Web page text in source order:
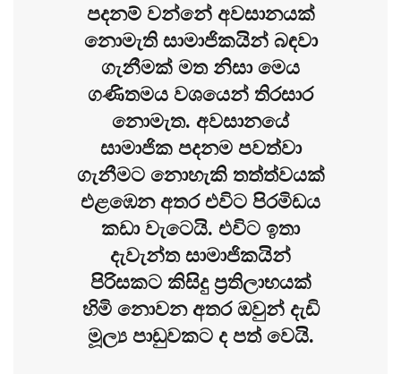
පදනම් වන්නේ අවසානයක්
නොමැති සාමාජිකයින් බඳවා
ගැනීමක් මත නිසා මෙය
ගණිතමය වශයෙන් තිරසාර
නොමැත. අවසානයේ
සාමාජික පදනම පවත්වා
ගැනීමට නොහැකි තත්ත්වයක්
එළඹෙන අතර එවිට පිරමිඩය
කඩා වැටෙයි. එවිට ඉතා
දැවැන්ත සාමාජිකයින්
පිරිසකට කිසිදු ප්‍රතිලාභයක්
හිමි නොවන අතර ඔවුන් දැඩි
මූල්‍ය පාඩුවකට ද පත් වෙයි.